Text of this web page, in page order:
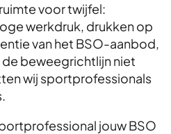
voor twijfel:
werkdruk, drukken op
van het BSO-aanbod,
beweegrichtlijn niet
wij sportprofessionals
jouw BSO